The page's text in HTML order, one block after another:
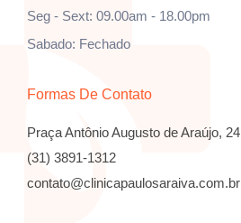
Seg - Sext: 09.00am - 18.00pm
Sabado: Fechado
Formas De Contato
Praça Antônio Augusto de Araújo, 24
(31) 3891-1312
contato@clinicapaulosaraiva.com.br